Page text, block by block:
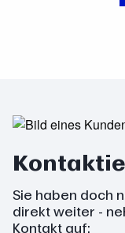
Sie haben doch
direkt weiter -
Kontakt auf: